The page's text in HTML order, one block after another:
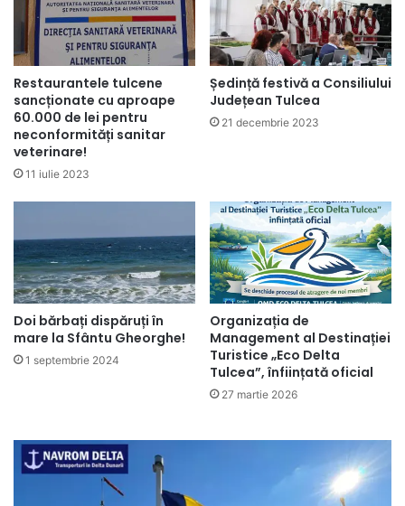
Restaurantele tulcene
sancționate cu aproape
60.000 de lei pentru
neconformități sanitar
veterinare!
11 iulie 2023
Ședință festivă a Consiliului
Județean Tulcea
21 decembrie 2023
Doi bărbați dispăruți în
mare la Sfântu Gheorghe!
1 septembrie 2024
Organizația de
Management al Destinației
Turistice „Eco Delta
Tulcea”, înființată oficial
27 martie 2026